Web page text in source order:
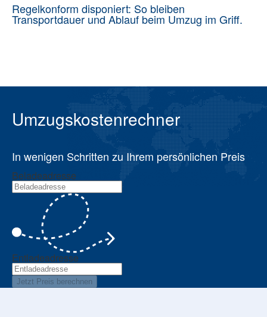
Regelkonform disponiert: So bleiben
Transportdauer und Ablauf beim Umzug im Griff.
Umzugskostenrechner
In wenigen Schritten zu Ihrem persönlichen Preis
Beladeadresse
Entladeadresse
Jetzt Preis berechnen